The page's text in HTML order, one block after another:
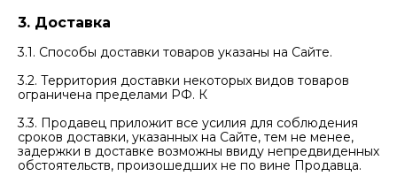
3. Доставка
3.1. Способы доставки товаров указаны на Сайте.
3.2. Территория доставки некоторых видов товаров
ограничена пределами РФ. К
3.3. Продавец приложит все усилия для соблюдения
сроков доставки, указанных на Сайте, тем не менее,
задержки в доставке возможны ввиду непредвиденных
обстоятельств, произошедших не по вине Продавца.